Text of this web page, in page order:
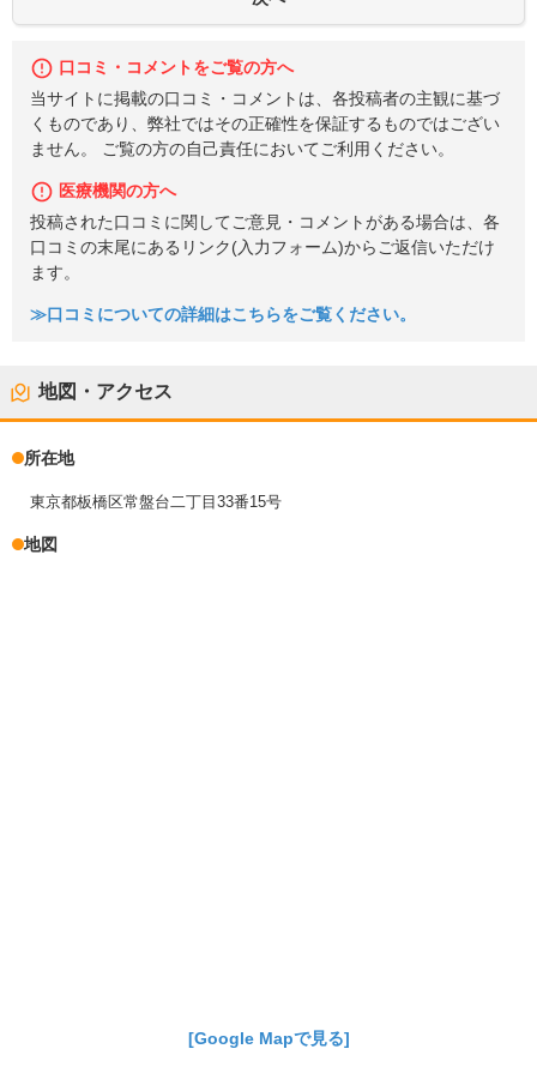
口コミ・コメントをご覧の方へ
当サイトに掲載の口コミ・コメントは、各投稿者の主観に基づ
くものであり、弊社ではその正確性を保証するものではござい
ません。 ご覧の方の自己責任においてご利用ください。
医療機関の方へ
投稿された口コミに関してご意見・コメントがある場合は、各
口コミの末尾にあるリンク(入力フォーム)からご返信いただけ
ます。
≫口コミについての詳細はこちらをご覧ください。
地図・アクセス
所在地
東京都板橋区常盤台二丁目33番15号
地図
[Google Mapで見る]